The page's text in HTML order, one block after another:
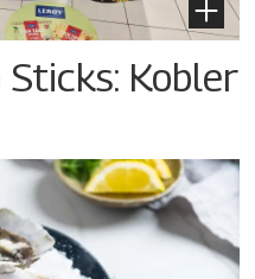
Sticks: Kobler